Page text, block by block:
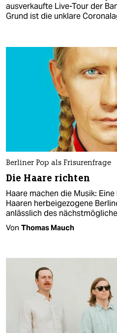
ausverkaufte Live-Tour der
Grund ist die unklare
Berliner Pop als Frisurenfrage
Die Haare richten
Haare machen die Musik:
Haaren herbeigezogene
anlässlich des
Von Thomas Mauch